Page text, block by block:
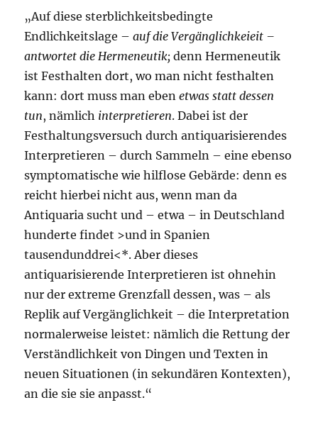
„Auf diese sterblichkeitsbedingte
Endlichkeitslage – auf die Vergänglichkeieit –
antwortet die Hermeneutik; denn Hermeneutik
ist Festhalten dort, wo man nicht festhalten
kann: dort muss man ebenetwas statt dessen
tun, nämlich interpretieren. Dabei ist der
Festhaltungsversuch durch antiquarisierendes
Interpretieren – durch Sammeln – eine ebenso
symptomatische wie hilflose Gebärde: denn es
reicht hierbei nicht aus, wenn man da
Antiquaria sucht und – etwa – in Deutschland
hunderte findet >und in Spanien
tausendunddrei<*. Aber dieses
antiquarisierende Interpretieren ist ohnehin
nur der extreme Grenzfall dessen, was – als
Replik auf Vergänglichkeit – die Interpretation
normalerweise leistet: nämlich die Rettung der
Verständlichkeit von Dingen und Texten in
neuen Situationen (in sekundären Kontexten),
an die sie sie anpasst.“